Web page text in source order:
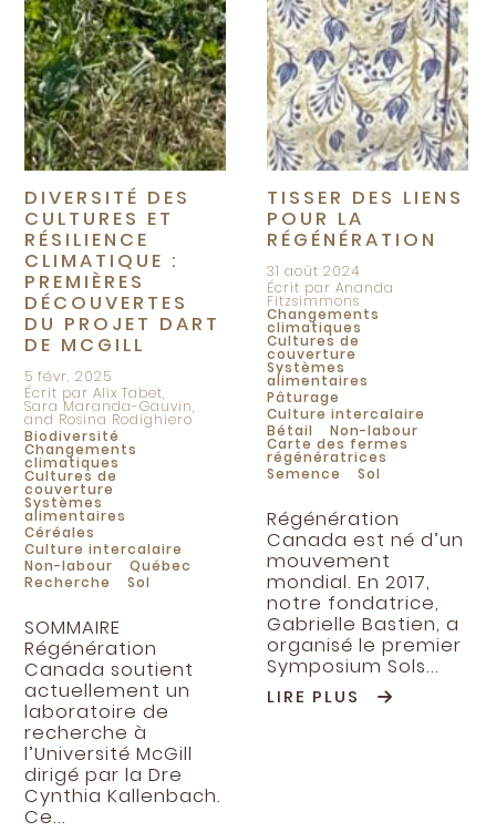
DIVERSITÉ DES
CULTURES ET
RÉSILIENCE
CLIMATIQUE :
PREMIÈRES
DÉCOUVERTES
DU PROJET DART
DE MCGILL
5 févr. 2025
Écrit par Alix Tabet,
Sara Maranda-Gauvin,
and Rosina Rodighiero
Biodiversité
Changements
climatiques
Cultures de
couverture
Systèmes
alimentaires
Céréales
Culture intercalaire
Non-labour
Québec
Recherche
Sol
SOMMAIRE
Régénération
Canada soutient
actuellement un
laboratoire de
recherche à
l’Université McGill
dirigé par la Dre
Cynthia Kallenbach.
Ce...
TISSER DES LIENS
POUR LA
RÉGÉNÉRATION
31 août 2024
Écrit par Ananda
Fitzsimmons
Changements
climatiques
Cultures de
couverture
Systèmes
alimentaires
Pâturage
Culture intercalaire
Bétail
Non-labour
Carte des fermes
régénératrices
Semence
Sol
Régénération
Canada est né d’un
mouvement
mondial. En 2017,
notre fondatrice,
Gabrielle Bastien, a
organisé le premier
Symposium Sols...
LIRE PLUS